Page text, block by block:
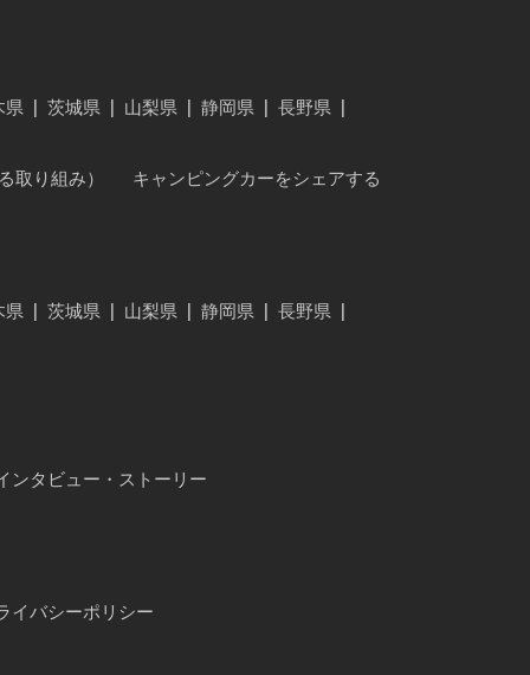
県 茨城県 山梨県 静岡県 長野県
取り組み）
キャンピングカーをシェアする
県 茨城県 山梨県 静岡県 長野県
ンタビュー・ストーリー
イバシーポリシー